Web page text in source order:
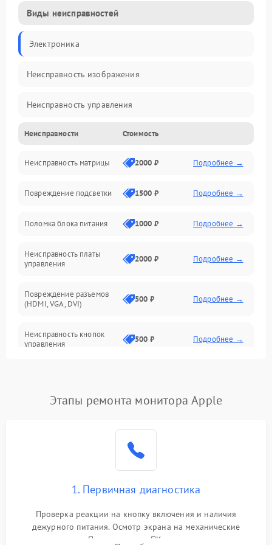
Виды неисправностей
Электроника
Неисправность изображения
Неисправность управления
Неисправность интерфейсов
Прочие неисправности
Неисправность звука
Механические повреждения
Неисправности Стоимость
Неисправность матрицы 2000 ₽ Подробнее →
Повреждение подсветки 1500 ₽ Подробнее →
Поломка блока питания 1000 ₽ Подробнее →
Неисправность платы
управления
2000 ₽ Подробнее →
Повреждение разъемов
(HDMI, VGA, DVI)
500 ₽ Подробнее →
Неисправность кнопок
управления
500 ₽ Подробнее →
Повреждение кабеля
Подробнее →
1000 ₽
Поломка системы
автоматического
1000 ₽ Подробнее →
Неисправность системы
Этапы ремонта монитора Apple
1. Первичная диагностика
Проверка реакции на кнопку включения и наличия
дежурного питания. Осмотр экрана на механические
повреждения. Подключение к ПК для оценки вывода